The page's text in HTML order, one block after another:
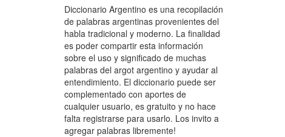
Diccionario Argentino es una recopilación
de palabras argentinas provenientes del
habla tradicional y moderno. La finalidad
es poder compartir esta información
sobre el uso y significado de muchas
palabras del argot argentino y ayudar al
entendimiento. El diccionario puede ser
complementado con aportes de
cualquier usuario, es gratuito y no hace
falta registrarse para usarlo. Los invito a
agregar palabras libremente!